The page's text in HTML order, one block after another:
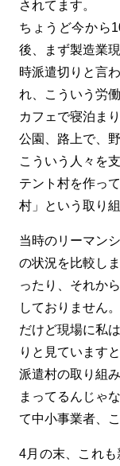
されてます。
ちょうど今から
後、まず製造業
時派遣切りと言
れ、こういう労
カフェで寝泊ま
公園、路上で、
こういう人々を
テント村を作っ
村」という取り組
当時のリーマン
の状況を比較し
ったり、それか
しておりません。
だけど現場に私
りと見ています
派遣村の取り組
まってるんじゃ
て中小事業者、
4月の末、これ